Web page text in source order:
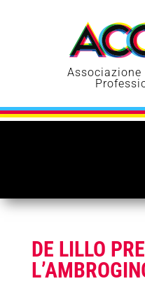
DE LILLO